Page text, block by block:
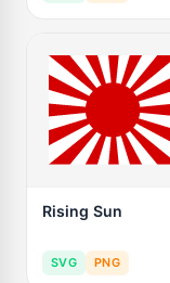
Rising Sun
SVG PNG